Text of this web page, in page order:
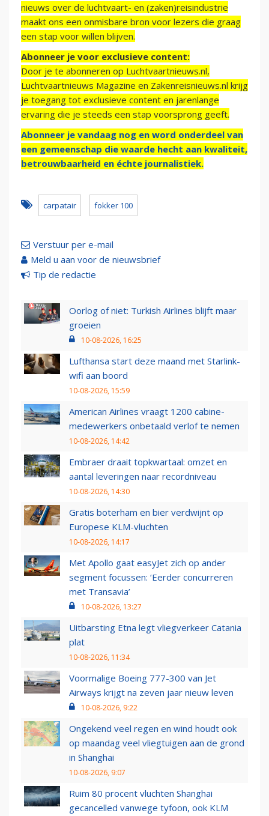
nieuws over de luchtvaart- en (zaken)reisindustrie
maakt ons een onmisbare bron voor lezers die graag
een stap voor willen blijven.
Abonneer je voor exclusieve content:
Door je te abonneren op Luchtvaartnieuws.nl,
Luchtvaartnieuws Magazine en Zakenreisnieuws.nl krijg
je toegang tot exclusieve content en jarenlange
ervaring die je steeds een stap voorsprong geeft.
Abonneer je vandaag nog en word onderdeel van
een gemeenschap die waarde hecht aan kwaliteit,
betrouwbaarheid en échte journalistiek.
carpatair fokker 100
Verstuur per e-mail
Meld u aan voor de nieuwsbrief
Tip de redactie
Oorlog of niet: Turkish Airlines blijft maar
groeien
10-08-2026, 16:25
Lufthansa start deze maand met Starlink-
wifi aan boord
10-08-2026, 15:59
American Airlines vraagt 1200 cabine-
medewerkers onbetaald verlof te nemen
10-08-2026, 14:42
Embraer draait topkwartaal: omzet en
aantal leveringen naar recordniveau
10-08-2026, 14:30
Gratis boterham en bier verdwijnt op
Europese KLM-vluchten
10-08-2026, 14:17
Met Apollo gaat easyJet zich op ander
segment focussen: ‘Eerder concurreren
met Transavia’
10-08-2026, 13:27
Uitbarsting Etna legt vliegverkeer Catania
plat
10-08-2026, 11:34
Voormalige Boeing 777-300 van Jet
Airways krijgt na zeven jaar nieuw leven
10-08-2026, 9:22
Ongekend veel regen en wind houdt ook
op maandag veel vliegtuigen aan de grond
in Shanghai
10-08-2026, 9:07
Ruim 80 procent vluchten Shanghai
gecancelled vanwege tyfoon, ook KLM